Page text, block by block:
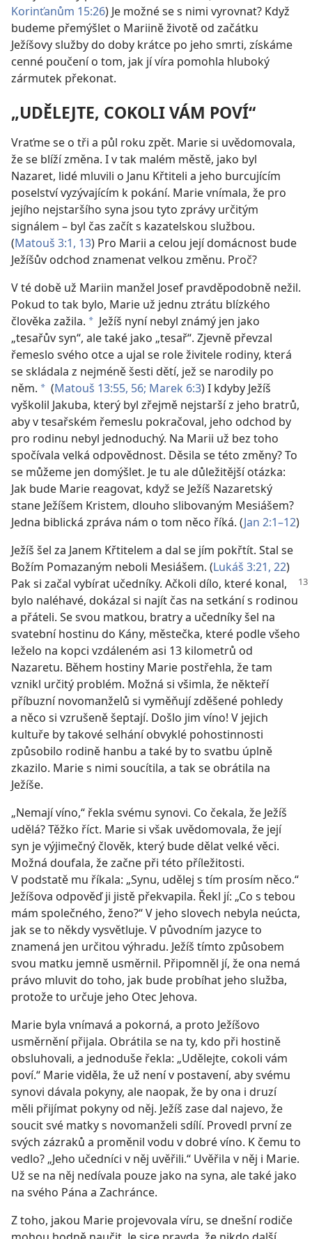
Korinťanům 15:26) Je možné se s nimi vyrovnat? Když
budeme přemýšlet o Mariině životě od začátku
Ježíšovy služby do doby krátce po jeho smrti, získáme
cenné poučení o tom, jak jí víra pomohla hluboký
zármutek překonat.
„UDĚLEJTE, COKOLI VÁM POVÍ“
Vraťme se o tři a půl roku zpět. Marie si uvědomovala,
že se blíží změna. I v tak malém městě, jako byl
Nazaret, lidé mluvili o Janu Křtiteli a jeho burcujícím
poselství vyzývajícím k pokání. Marie vnímala, že pro
jejího nejstaršího syna jsou tyto zprávy určitým
signálem – byl čas začít s kazatelskou službou.
(Matouš 3:1, 13) Pro Marii a celou její domácnost bude
Ježíšův odchod znamenat velkou změnu. Proč?
V té době už Mariin manžel Josef pravděpodobně nežil.
Pokud to tak bylo, Marie už jednu ztrátu blízkého
člověka zažila. * Ježíš nyní nebyl známý jen jako
„tesařův syn“, ale také jako „tesař“. Zjevně převzal
řemeslo svého otce a ujal se role živitele rodiny, která
se skládala z nejméně šesti dětí, jež se narodily po
něm. * (Matouš 13:55, 56; Marek 6:3) I kdyby Ježíš
vyškolil Jakuba, který byl zřejmě nejstarší z jeho bratrů,
aby v tesařském řemeslu pokračoval, jeho odchod by
pro rodinu nebyl jednoduchý. Na Marii už bez toho
spočívala velká odpovědnost. Děsila se této změny? To
se můžeme jen domýšlet. Je tu ale důležitější otázka:
Jak bude Marie reagovat, když se Ježíš Nazaretský
stane Ježíšem Kristem, dlouho slibovaným Mesiášem?
Jedna biblická zpráva nám o tom něco říká. (Jan 2:1–12)
Ježíš šel za Janem Křtitelem a dal se jím pokřtít. Stal se
Božím Pomazaným neboli Mesiášem. (Lukáš 3:21, 22)
Pak si začal vybírat učedníky. Ačkoli dílo, které konal,
bylo naléhavé, dokázal si najít čas na setkání s rodinou
a přáteli. Se svou matkou, bratry a učedníky šel na
svatební hostinu do Kány, městečka, které podle všeho
leželo na kopci vzdáleném asi 13 kilometrů od
Nazaretu. Během hostiny Marie postřehla, že tam
vznikl určitý problém. Možná si všimla, že někteří
příbuzní novomanželů si vyměňují zděšené pohledy
a něco si vzrušeně šeptají. Došlo jim víno! V jejich
kultuře by takové selhání obvyklé pohostinnosti
způsobilo rodině hanbu a také by to svatbu úplně
zkazilo. Marie s nimi soucítila, a tak se obrátila na
Ježíše.
„Nemají víno,“ řekla svému synovi. Co čekala, že Ježíš
udělá? Těžko říct. Marie si však uvědomovala, že její
syn je výjimečný člověk, který bude dělat velké věci.
Možná doufala, že začne při této příležitosti.
V podstatě mu říkala: „Synu, udělej s tím prosím něco.“
Ježíšova odpověď ji jistě překvapila. Řekl jí: „Co s tebou
mám společného, ženo?“ V jeho slovech nebyla neúcta,
jak se to někdy vysvětluje. V původním jazyce to
znamená jen určitou výhradu. Ježíš tímto způsobem
svou matku jemně usměrnil. Připomněl jí, že ona nemá
právo mluvit do toho, jak bude probíhat jeho služba,
protože to určuje jeho Otec Jehova.
Marie byla vnímavá a pokorná, a proto Ježíšovo
usměrnění přijala. Obrátila se na ty, kdo při hostině
obsluhovali, a jednoduše řekla: „Udělejte, cokoli vám
poví.“ Marie viděla, že už není v postavení, aby svému
synovi dávala pokyny, ale naopak, že by ona i druzí
měli přijímat pokyny od něj. Ježíš zase dal najevo, že
soucit své matky s novomanželi sdílí. Provedl první ze
svých zázraků a proměnil vodu v dobré víno. K čemu to
vedlo? „Jeho učedníci v něj uvěřili.“ Uvěřila v něj i Marie.
Už se na něj nedívala pouze jako na syna, ale také jako
na svého Pána a Zachránce.
Z toho, jakou Marie projevovala víru, se dnešní rodiče